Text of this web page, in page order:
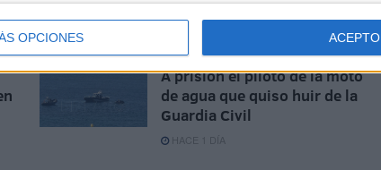
OPCIONES ACEPTO
A prisión el piloto de la moto
de agua que quiso huir de la
Guardia Civil
HACE 1 DÍA